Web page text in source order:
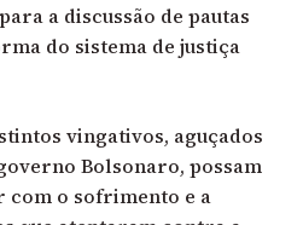
a discussão de pautas
do sistema de justiça
vingativos, aguçados
Bolsonaro, possam
com o sofrimento e a